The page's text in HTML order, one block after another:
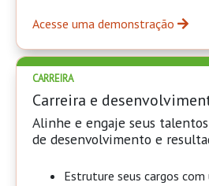
Acesse uma demonstração
CARREIRA
Carreira e
Alinhe e engaje seus
de desenvolvimento e
Estruture seus cargos